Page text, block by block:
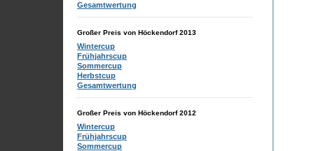
Gesamtwertung
Großer Preis von Höckendorf 2013
Wintercup
Frühjahrscup
Sommercup
Herbstcup
Gesamtwertung
Großer Preis von Höckendorf 2012
Wintercup
Frühjahrscup
Sommercup